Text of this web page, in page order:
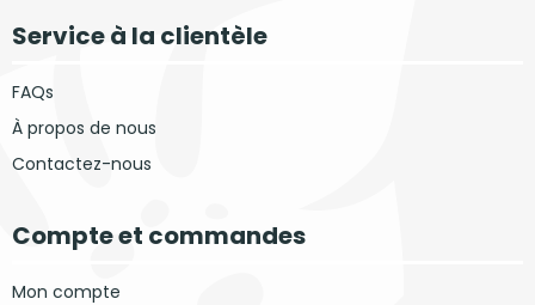
Service à la clientèle
FAQs
À propos de nous
Contactez-nous
Compte et commandes
Mon compte